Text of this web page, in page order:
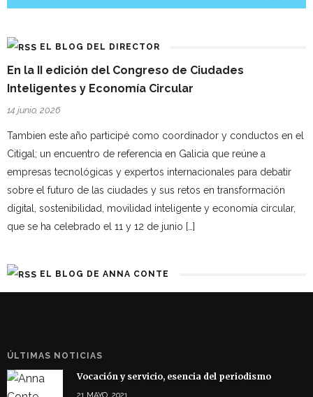
EL BLOG DEL DIRECTOR
En la II edición del Congreso de Ciudades
Inteligentes y Economía Circular
14 junio, 2026
Tambien este año participé como coordinador y conductos en el
Citigal; un encuentro de referencia en Galicia que reúne a
empresas tecnológicas y expertos internacionales para debatir
sobre el futuro de las ciudades y sus retos en transformación
digital, sostenibilidad, movilidad inteligente y economía circular,
que se ha celebrado el 11 y 12 de junio […]
EL BLOG DE ANNA CONTE
ÚLTIMAS NOTICIAS
Vocación y servicio, esencia del periodismo